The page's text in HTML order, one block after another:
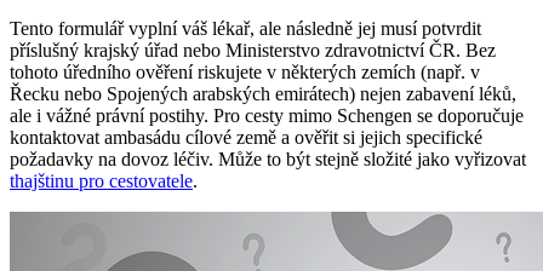
Tento formulář vyplní váš lékař, ale následně jej musí potvrdit
příslušný krajský úřad nebo Ministerstvo zdravotnictví ČR. Bez
tohoto úředního ověření riskujete v některých zemích (např. v
Řecku nebo Spojených arabských emirátech) nejen zabavení léků,
ale i vážné právní postihy. Pro cesty mimo Schengen se doporučuje
kontaktovat ambasádu cílové země a ověřit si jejich specifické
požadavky na dovoz léčiv. Může to být stejně složité jako vyřizovat
thajštinu pro cestovatele.